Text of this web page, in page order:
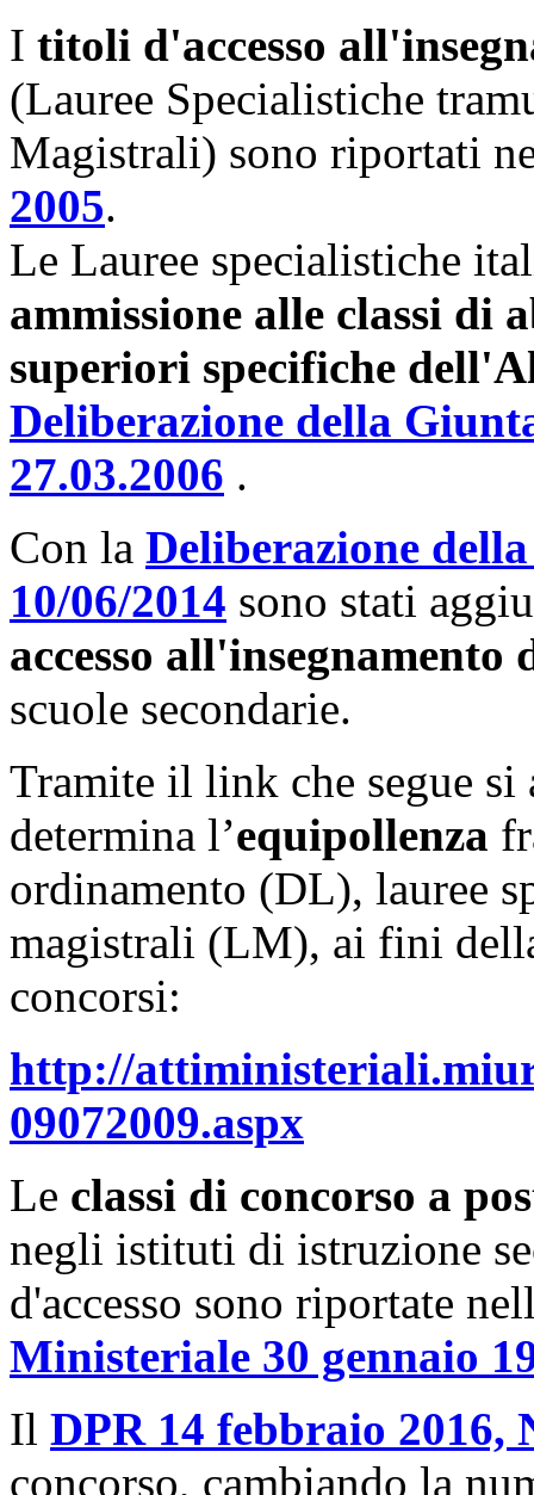
I titoli d'accesso
(Lauree Specialistiche
Magistrali) sono riportati
2005.
Le Lauree specialistiche
ammissione alle classi di
superiori specifiche
Deliberazione della
27.03.2006 .
Con la Deliberazione
10/06/2014 sono stati
accesso all'insegnamento
scuole secondarie.
Tramite il link che segue si
determina l’equipollenza
ordinamento (DL), lauree
magistrali (LM), ai fini
concorsi:
http://
09072009.aspx
Le classi di concorso a
negli istituti di istruzione
d'accesso sono riportate
Ministeriale 30 gennaio
Il DPR 14 febbraio 2016,
concorso, cambiando la